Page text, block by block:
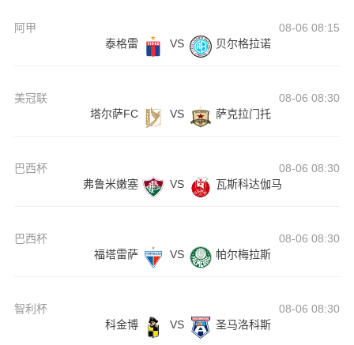
阿甲
08-06 08:15
泰格雷
VS 贝尔格拉诺
美冠联
08-06 08:30
塔尔萨FC
VS 萨克拉门托
巴西杯
08-06 08:30
弗鲁米嫩塞
VS 瓦斯科达伽马
巴西杯
08-06 08:30
福塔雷萨
VS 帕尔梅拉斯
智利杯
08-06 08:30
科金博
VS 圣马洛科斯